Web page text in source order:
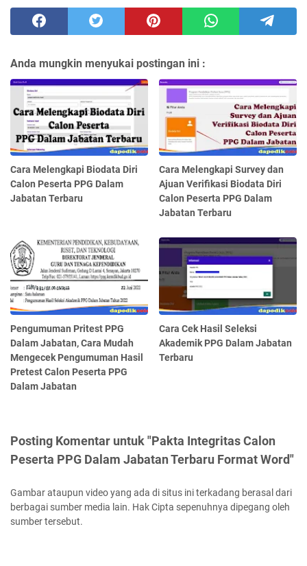
Anda mungkin menyukai postingan ini :
Cara Melengkapi Biodata Diri
Calon Peserta PPG Dalam
Jabatan Terbaru
Cara Melengkapi Survey dan
Ajuan Verifikasi Biodata Diri
Calon Peserta PPG Dalam
Jabatan Terbaru
Pengumuman Pritest PPG
Dalam Jabatan, Cara Mudah
Mengecek Pengumuman Hasil
Pretest Calon Peserta PPG
Dalam Jabatan
Cara Cek Hasil Seleksi
Akademik PPG Dalam Jabatan
Terbaru
Posting Komentar untuk "Pakta Integritas Calon
Peserta PPG Dalam Jabatan Terbaru Format Word"
Gambar ataupun video yang ada di situs ini terkadang berasal dari
berbagai sumber media lain. Hak Cipta sepenuhnya dipegang oleh
sumber tersebut.